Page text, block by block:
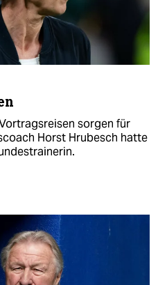
sorgen für
Horst Hrubesch hatte